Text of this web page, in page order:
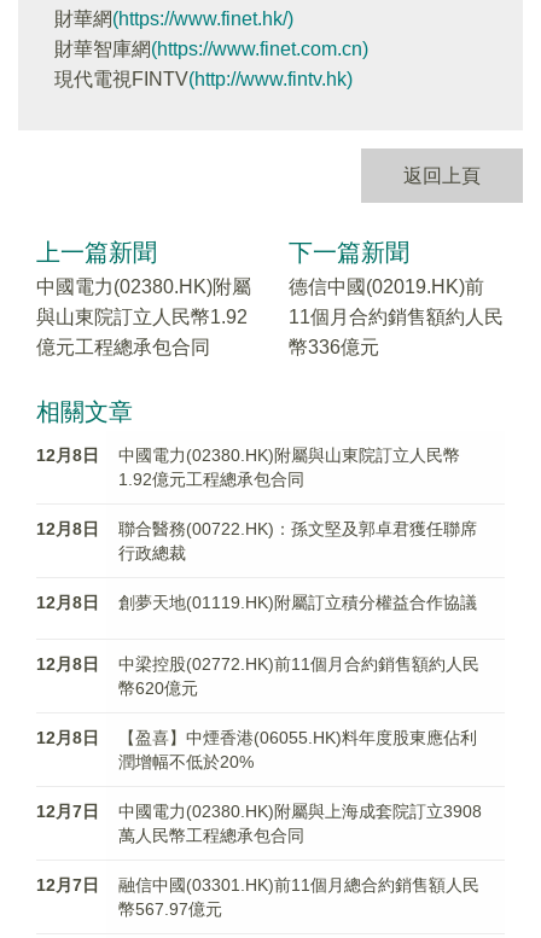
財華網(https://www.finet.hk/)
財華智庫網(https://www.finet.com.cn)
現代電視FINTV(http://www.fintv.hk)
返回上頁
上一篇新聞
中國電力(02380.HK)附屬
與山東院訂立人民幣1.92
億元工程總承包合同
下一篇新聞
德信中國(02019.HK)前
11個月合約銷售額約人民
幣336億元
相關文章
12月8日
中國電力(02380.HK)附屬與山東院訂立人民幣
1.92億元工程總承包合同
12月8日
聯合醫務(00722.HK)：孫文堅及郭卓君獲任聯席
行政總裁
12月8日 創夢天地(01119.HK)附屬訂立積分權益合作協議
12月8日
中梁控股(02772.HK)前11個月合約銷售額約人民
幣620億元
12月8日
【盈喜】中煙香港(06055.HK)料年度股東應佔利
潤增幅不低於20%
12月7日
中國電力(02380.HK)附屬與上海成套院訂立3908
萬人民幣工程總承包合同
12月7日
融信中國(03301.HK)前11個月總合約銷售額人民
幣567.97億元